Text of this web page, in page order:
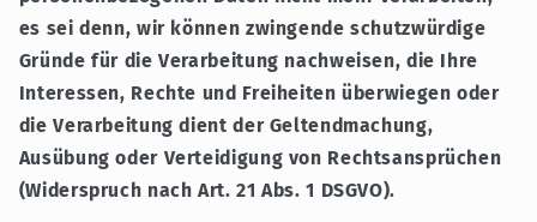
es sei denn, wir können zwingende schutzwürdige
Gründe für die Verarbeitung nachweisen, die Ihre
Interessen, Rechte und Freiheiten überwiegen oder
die Verarbeitung dient der Geltendmachung,
Ausübung oder Verteidigung von Rechtsansprüchen
(Widerspruch nach Art. 21 Abs. 1 DSGVO).